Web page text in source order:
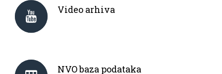
Video arhiva
NVO baza podataka